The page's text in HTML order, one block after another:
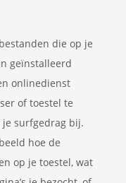
die op je
geïnstalleerd
onlinedienst
of toestel te
je surfgedrag bij.
hoe de
op je toestel, wat